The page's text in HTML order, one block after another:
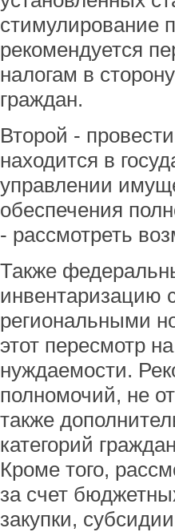
стимулирование
рекомендуется
налогам в
граждан.
Второй -
находится в
управлении
обеспечения
- рассмотреть
Также
инвентаризацию
региональными
этот пересмотр
нуждаемости.
полномочий, не
также
категорий
Кроме того,
за счет
закупки,